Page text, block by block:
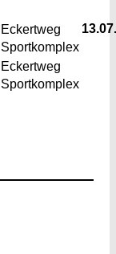
Eckertweg
Sportkomplex
Eckertweg
Sportkomplex